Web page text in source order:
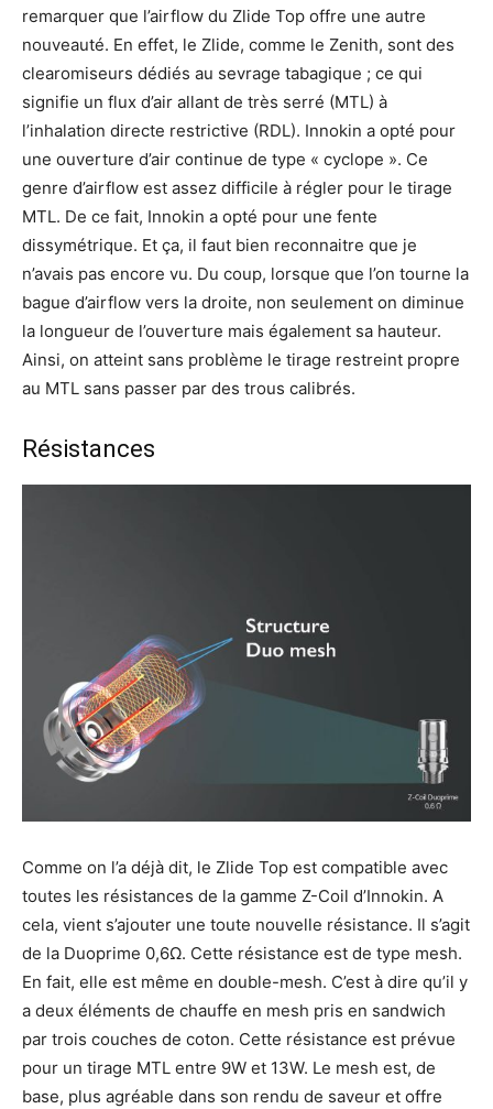
remarquer que l’airflow du Zlide Top offre une autre
nouveauté. En effet, le Zlide, comme le Zenith, sont des
clearomiseurs dédiés au sevrage tabagique ; ce qui
signifie un flux d’air allant de très serré (MTL) à
l’inhalation directe restrictive (RDL). Innokin a opté pour
une ouverture d’air continue de type « cyclope ». Ce
genre d’airflow est assez difficile à régler pour le tirage
MTL. De ce fait, Innokin a opté pour une fente
dissymétrique. Et ça, il faut bien reconnaitre que je
n’avais pas encore vu. Du coup, lorsque que l’on tourne la
bague d’airflow vers la droite, non seulement on diminue
la longueur de l’ouverture mais également sa hauteur.
Ainsi, on atteint sans problème le tirage restreint propre
au MTL sans passer par des trous calibrés.
Résistances
Comme on l’a déjà dit, le Zlide Top est compatible avec
toutes les résistances de la gamme Z-Coil d’Innokin. A
cela, vient s’ajouter une toute nouvelle résistance. Il s’agit
de la Duoprime 0,6Ω. Cette résistance est de type mesh.
En fait, elle est même en double-mesh. C’est à dire qu’il y
a deux éléments de chauffe en mesh pris en sandwich
par trois couches de coton. Cette résistance est prévue
pour un tirage MTL entre 9W et 13W. Le mesh est, de
base, plus agréable dans son rendu de saveur et offre